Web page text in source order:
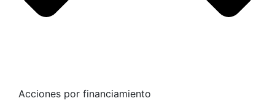
Acciones por financiamiento